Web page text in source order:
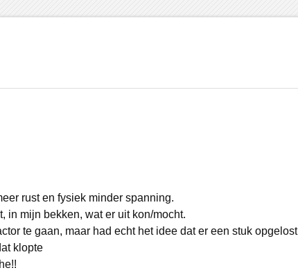
rust en fysiek minder spanning.
in mijn bekken, wat er uit kon/mocht.
te gaan, maar had echt het idee dat er een stuk opgelost
klopte